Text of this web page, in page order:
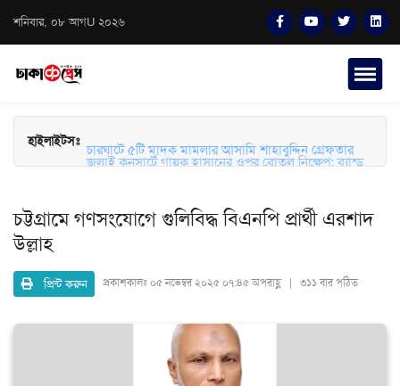
শনিবার, ০৮ আগU ২০২৬
হাইলাইটসঃ চারঘাটে ৫টি মাদক মামলার আসামি শাহাবুদ্দিন গ্রেফতার
চট্টগ্রামে গণসংযোগে গুলিবিদ্ধ বিএনপি প্রার্থী এরশাদ
উল্লাহ
প্রিন্ট করুন প্রকাশকালঃ ০৫ নভেম্বর ২০২৫ ০৭:৪৫ অপরাহ্ণ | ৩১১ বার পঠিত